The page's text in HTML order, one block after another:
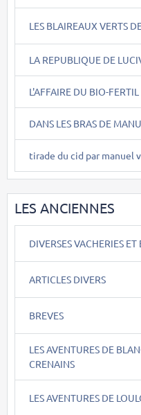
LES BLAIREAUX VERTS
LA REPUBLIQUE DE
L'AFFAIRE DU BIO-FERTIL
DANS LES BRAS DE MANU
tirade du cid par manuel
LES ANCIENNES
DIVERSES VACHERIES ET
ARTICLES DIVERS
BREVES
LES AVENTURES DE
CRENAINS
LES AVENTURES DE